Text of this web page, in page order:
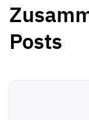
Posts